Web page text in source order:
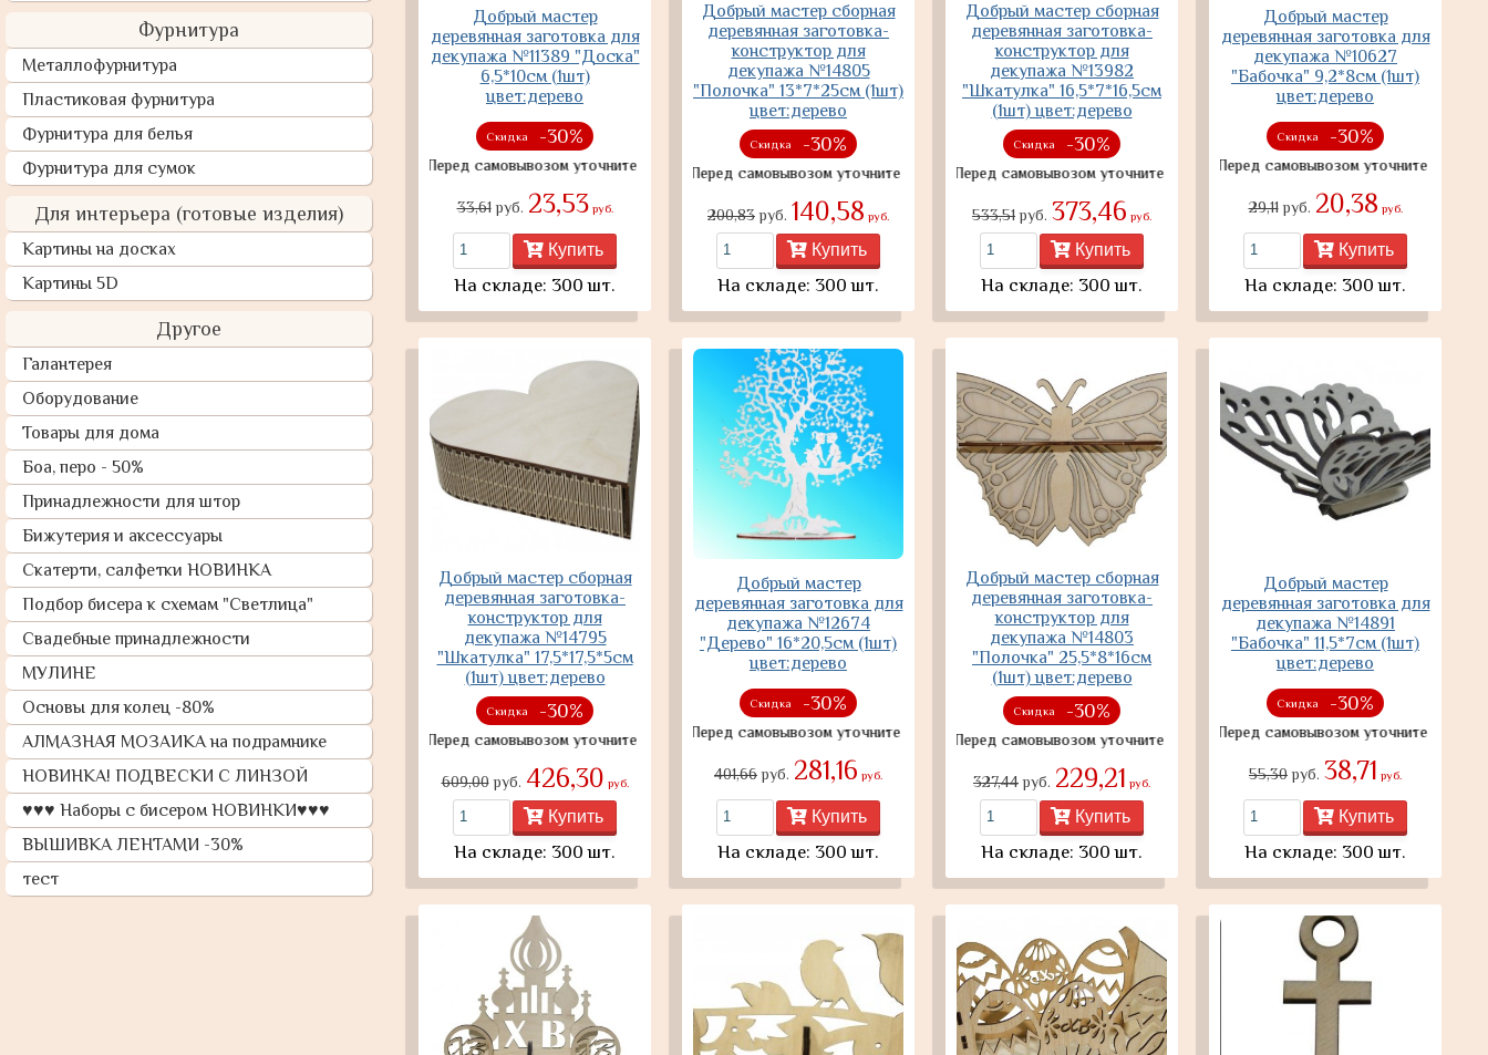
Фурнитура
Металлофурнитура
Пластиковая фурнитура
Фурнитура для белья
Фурнитура для сумок
Для интерьера (готовые изделия)
Картины на досках
Картины 5D
Другое
Галантерея
Оборудование
Товары для дома
Боа, перо - 50%
Принадлежности для штор
Бижутерия и аксессуары
Скатерти, салфетки НОВИНКА
Подбор бисера к схемам "Светлица"
Свадебные принадлежности
МУЛИНЕ
Основы для колец -80%
АЛМАЗНАЯ МОЗАИКА на подрамнике
НОВИНКА! ПОДВЕСКИ С ЛИНЗОЙ
♥♥♥ Наборы с бисером НОВИНКИ♥♥♥
ВЫШИВКА ЛЕНТАМИ -30%
тест
Добрый мастер
деревянная заготовка для
декупажа №11389 "Доска"
6,5*10см (1шт)
цвет:дерево
Скидка -30%
Перед самовывозом уточните наличие товара
33,61руб. 23,53руб.
Купить
На складе: 300 шт.
Добрый мастер сборная
деревянная заготовка-
конструктор для
декупажа №14805
"Полочка" 13*7*25см (1шт)
цвет:дерево
Скидка -30%
Перед самовывозом уточните наличие товара
200,83руб. 140,58 руб.
Купить
На складе: 300 шт.
Добрый мастер сборная
деревянная заготовка-
конструктор для
декупажа №13982
"Шкатулка" 16,5*7*16,5см
(1шт) цвет:дерево
Скидка -30%
Перед самовывозом уточните наличие товара
533,51руб. 373,46 руб.
Купить
На складе: 300 шт.
Добрый мастер
деревянная заготовка для
декупажа №10627
"Бабочка" 9,2*8см (1шт)
цвет:дерево
Скидка -30%
Перед самовывозом уточните наличие товара
29,11руб. 20,38 руб.
Купить
На складе: 300 шт.
Добрый мастер сборная
деревянная заготовка-
конструктор для
декупажа №14795
"Шкатулка" 17,5*17,5*5см
(1шт) цвет:дерево
Скидка -30%
Перед самовывозом уточните наличие товара
609,00руб. 426,30 руб.
Купить
На складе: 300 шт.
Добрый мастер
деревянная заготовка для
декупажа №12674
"Дерево" 16*20,5см (1шт)
цвет:дерево
Скидка -30%
Перед самовывозом уточните наличие товара
401,66руб. 281,16 руб.
Купить
На складе: 300 шт.
Добрый мастер сборная
деревянная заготовка-
конструктор для
декупажа №14803
"Полочка" 25,5*8*16см
(1шт) цвет:дерево
Скидка -30%
Перед самовывозом уточните наличие товара
327,44руб. 229,21 руб.
Купить
На складе: 300 шт.
Добрый мастер
деревянная заготовка для
декупажа №14891
"Бабочка" 11,5*7см (1шт)
цвет:дерево
Скидка -30%
Перед самовывозом уточните наличие товара
55,30руб. 38,71 руб.
Купить
На складе: 300 шт.